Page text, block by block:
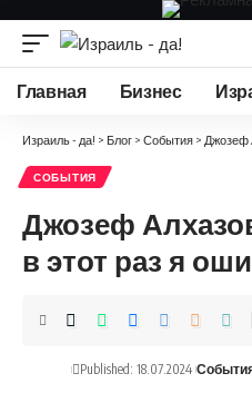
Главная Бизнес
Израиль - да! > Блог > События > Джозеф
СОБЫТИЯ
Джозеф
в этот раз я
Published: 18.07.2024